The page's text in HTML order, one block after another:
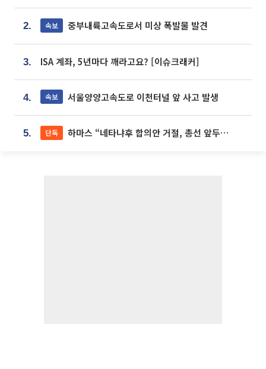
2. 속보 중부내륙고속도로서 미상 폭발물 발견
3. ISA 계좌, 5년마다 깨라고요? [이슈크래커]
4. 속보 서울양양고속도로 이천터널 앞 사고 발생
5. 단독 하마스 “네타냐후 합의안 거절, 총선 앞두고 시간 끌기”